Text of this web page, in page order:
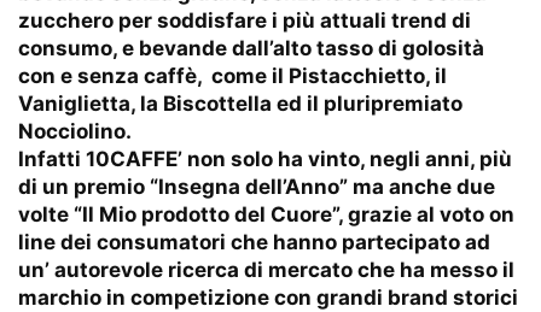
zucchero per soddisfare i più attuali trend di
consumo, e bevande dall’alto tasso di golosità
con e senza caffè, come il Pistacchietto, il
Vaniglietta, la Biscottella ed il pluripremiato
Nocciolino.
Infatti 10CAFFE’ non solo ha vinto, negli anni, più
di un premio “Insegna dell’Anno” ma anche due
volte “Il Mio prodotto del Cuore”, grazie al voto on
line dei consumatori che hanno partecipato ad
un’ autorevole ricerca di mercato che ha messo il
marchio in competizione con grandi brand storici